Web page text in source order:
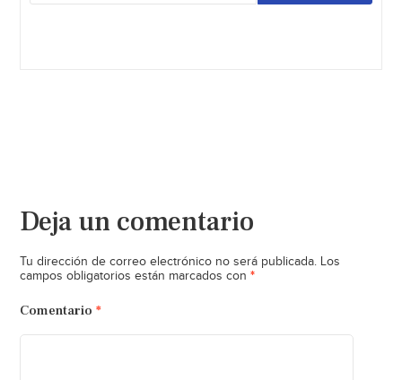
Deja un comentario
Tu dirección de correo electrónico no será publicada. Los
campos obligatorios están marcados con *
Comentario *